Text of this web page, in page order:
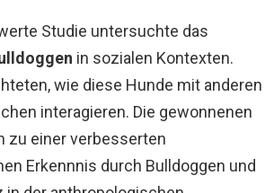
Studie untersuchte das
in sozialen Kontexten.
wie diese Hunde mit anderen
interagieren. Die gewonnenen
zu einer verbesserten
Erkennnis durch Bulldoggen und